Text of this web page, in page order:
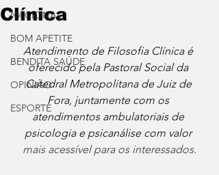
NACIONAL
BOM APETITE
BENDITA SAÚDE
OPINIÃO
ESPORTE
Clínica
Atendimento de Filosofia Clínica é
oferecido pela Pastoral Social da
Catedral Metropolitana de Juiz de
Fora, juntamente com os
atendimentos ambulatoriais de
psicologia e psicanálise com valor
mais acessível para os interessados.